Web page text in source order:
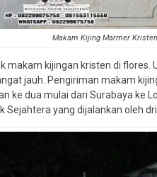
Makam Kijing Marmer Kristen
makam kijingan kristen di
jauh. Pengiriman makam
ke dua mulai dari Surabaya ke
yang dijalankan oleh